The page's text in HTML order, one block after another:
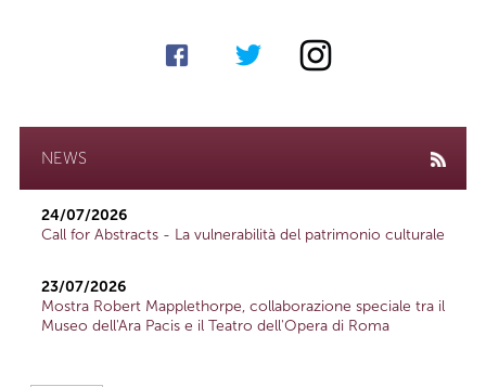
NEWS
24/07/2026
Call for Abstracts - La vulnerabilità del patrimonio culturale
23/07/2026
Mostra Robert Mapplethorpe, collaborazione speciale tra il
Museo dell'Ara Pacis e il Teatro dell'Opera di Roma